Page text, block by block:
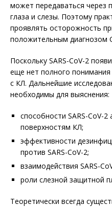
может передаваться через
глаза и слезы. Поэтому
проявлять осторожность
положительным диагнозом
Поскольку SARS-CoV-2
еще нет полного понимания
с КЛ. Дальнейшие
необходимы для выяснения:
способности SARS-CoV-2
поверхностям КЛ;
эффективности
против SARS-CoV-2;
взаимодействия SARS-
роли слезной защитной
Теоретически всегда